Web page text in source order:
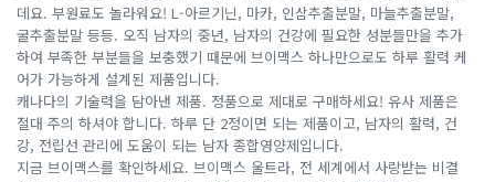
데요. 부원료도 놀라워요! L-아르기닌, 마카, 인삼추출분말, 마늘추출분말,
굴추출분말 등등. 오직 남자의 중년, 남자의 건강에 필요한 성분들만을 추가
하여 부족한 부분들을 보충했기 때문에 브이맥스 하나만으로도 하루 활력 케
어가 가능하게 설계된 제품입니다.
캐나다의 기술력을 담아낸 제품. 정품으로 제대로 구매하세요! 유사 제품은
절대 주의 하셔야 합니다. 하루 단 2정이면 되는 제품이고, 남자의 활력, 건
강, 전립선 관리에 도움이 되는 남자 종합영양제입니다.
지금 브이맥스를 확인하세요. 브이맥스 울트라, 전 세계에서 사랑받는 비결